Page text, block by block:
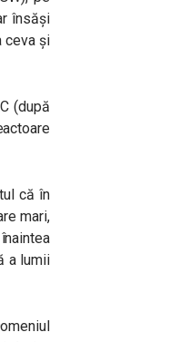
însăși
ceva și
(după
că în
mari,
a lumii